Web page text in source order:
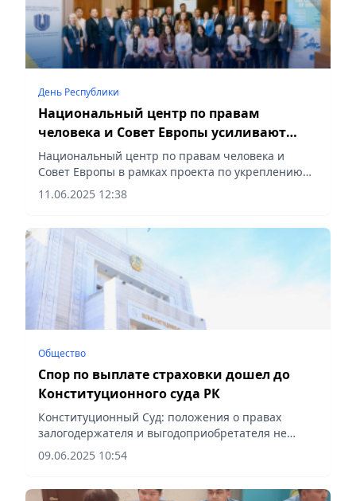
День Республики
Национальный центр по правам
человека и Совет Европы усиливают
потенциал омбудсмена
Национальный центр по правам человека и
Совет Европы в рамках проекта по укреплению
потенциала правозащитного института провели
тренинг для сотрудников аппарата
11.06.2025 12:38
Общество
Спор по выплате страховки дошел до
Конституционного суда РК
Конституционный Суд: положения о правах
залогодержателя и выгодоприобретателя не
препятствуют реализации конституционных прав
гражданина
09.06.2025 10:54